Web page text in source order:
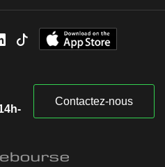
Contactez-nous